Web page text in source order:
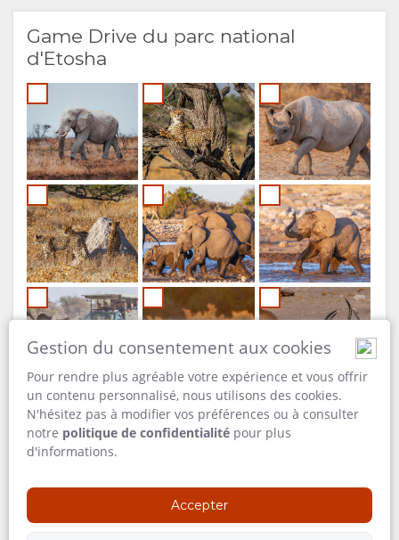
Game Drive du parc national
d'Etosha
Gestion du consentement aux cookies
Pour rendre plus agréable votre expérience et vous offrir
un contenu personnalisé, nous utilisons des cookies.
N'hésitez pas à modifier vos préférences ou à consulter
notre politique de confidentialité pour plus
d'informations.
Accepter